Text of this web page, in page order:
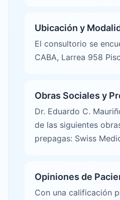
Ubicación y
El consultorio se
CABA, Larrea 958
Obras Sociales y
Dr. Eduardo C.
de las siguientes
prepagas: Swiss
Opiniones de
Con una calificación